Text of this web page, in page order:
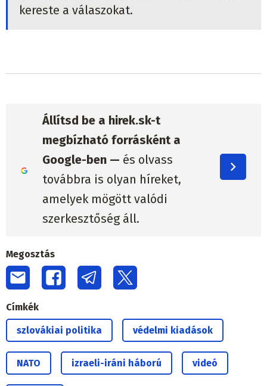
kereste a válaszokat.
Állítsd be a hirek.sk-t
megbízható forrásként a
Google-ben — és olvass
továbbra is olyan híreket,
amelyek mögött valódi
szerkesztőség áll.
Megosztás
Címkék
szlovákiai politika védelmi kiadások
NATO izraeli-iráni háború videó